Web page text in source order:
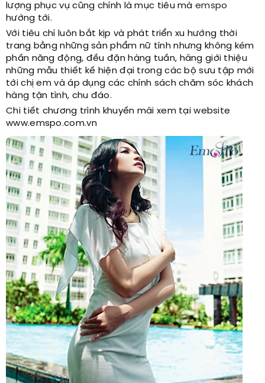
lượng phục vụ cũng chính là mục tiêu mà emspo
hướng tới.
Với tiêu chí luôn bắt kịp và phát triển xu hướng thời
trang bằng những sản phẩm nữ tính nhưng không kém
phần năng động, đều đặn hàng tuần, hãng giới thiệu
những mẫu thiết kế hiện đại trong các bộ sưu tập mới
tới chị em và áp dụng các chính sách chăm sóc khách
hàng tận tình, chu đáo.
Chi tiết chương trình khuyến mãi xem tại website
www.emspo.com.vn